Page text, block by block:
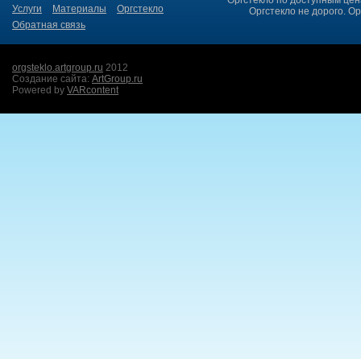
Услуги Материалы
Оргстекло
Обратная связь
Оргстекло не дорого.
orgsteklo.artgroup.ru 2012
Создание сайта: ArtGroup.ru
Powered by VARcontent